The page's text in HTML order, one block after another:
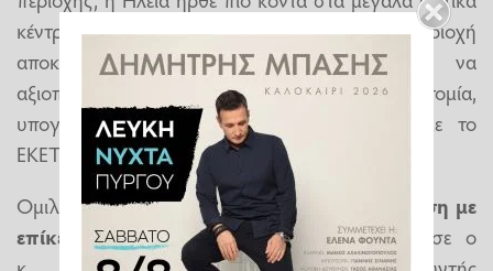
κέντρα, η πρόσβαση γίνεται πιο εύκολη και η περιοχή
αποκτά νέα δυναμική, που οφείλουμε να
αξιοποιήσουμε. Επενδύουμε επίσης στην καινοτομία,
υπογράψαμε μνημόνιο-στρατηγική επιλογή με το
ΕΚΕΤΑ», πρόσθεσε.
Ομιλία, με τίτλο«Ηλεία 2030: Ανασυγκρότηση με
επίκεντρο την Αρχαία Ολυμπία»,παρέθεσε ο